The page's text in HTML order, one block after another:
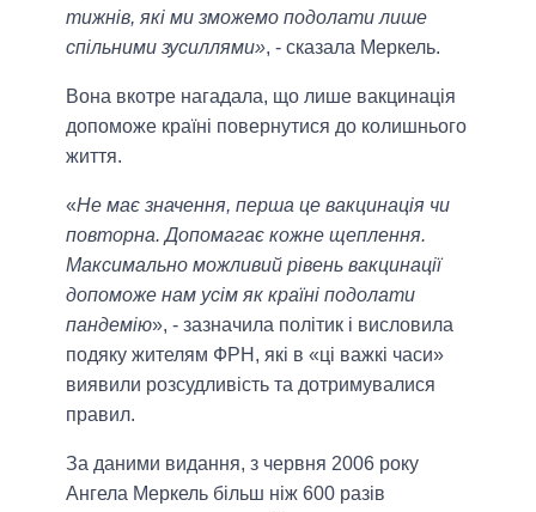
тижнів, які ми зможемо подолати лише
спільними зусиллями», - сказала Меркель.
Вона вкотре нагадала, що лише вакцинація
допоможе країні повернутися до колишнього
життя.
«Не має значення, перша це вакцинація чи
повторна. Допомагає кожне щеплення.
Максимально можливий рівень вакцинації
допоможе нам усім як країні подолати
пандемію», - зазначила політик і висловила
подяку жителям ФРН, які в «ці важкі часи»
виявили розсудливість та дотримувалися
правил.
За даними видання, з червня 2006 року
Ангела Меркель більш ніж 600 разів